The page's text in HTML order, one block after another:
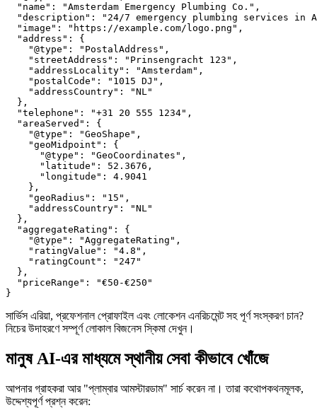
  "name": "Amsterdam Emergency Plumbing Co.",
"description": "24/7 emergency plumbing services in
  "image": "https://example.com/logo.png",
  "address": {
    "@type": "PostalAddress",
    "streetAddress": "Prinsengracht 123",
    "addressLocality": "Amsterdam",
    "postalCode": "1015 DJ",
    "addressCountry": "NL"
  },
  "telephone": "+31 20 555 1234",
  "areaServed": {
    "@type": "GeoShape",
    "geoMidpoint": {
      "@type": "GeoCoordinates",
      "latitude": 52.3676,
      "longitude": 4.9041
    },
    "geoRadius": "15",
    "addressCountry": "NL"
  },
  "aggregateRating": {
    "@type": "AggregateRating",
    "ratingValue": "4.8",
    "ratingCount": "247"
  },
  "priceRange": "€50-€250"
সার্ভিস এরিয়া, প্রফেশনাল প্রোফাইল এবং লোকেশন এনরিচমেন্ট সহ পূর্ণ সংস্করণ চান?
নিচের উদাহরণে সম্পূর্ণ লোকাল বিজনেস স্কিমা দেখুন।
মানুষ AI-এর মাধ্যমে স্থানীয় সেবা কীভাবে খোঁজে
আপনার গ্রাহকরা আর "প্লাম্বার আমস্টারডাম" সার্চ করেন না। তারা কথোপকথনমূলক,
উদ্দেশ্যপূর্ণ প্রশ্ন করেন: